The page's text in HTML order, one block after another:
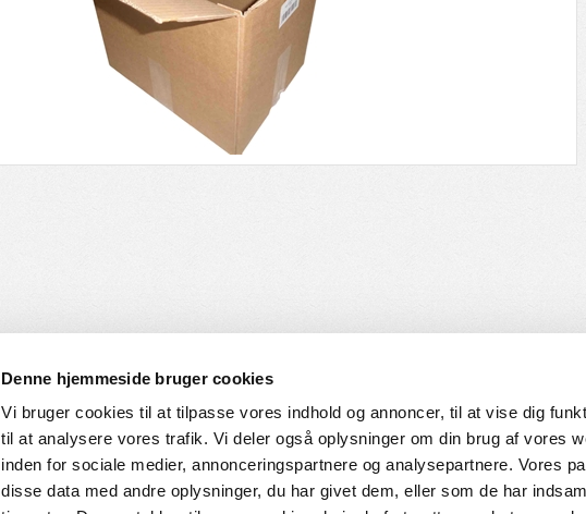
Denne hjemmeside bruger cookies
Vi bruger cookies til at tilpasse vores indhold og annoncer, til at vise dig
til at analysere vores trafik. Vi deler også oplysninger om din brug af vores
inden for sociale medier, annonceringspartnere og analysepartnere. Vores
disse data med andre oplysninger, du har givet dem, eller som de har
KUNDESERVICE
Handelsbetingelser
HVORDAN
Login til web-shop